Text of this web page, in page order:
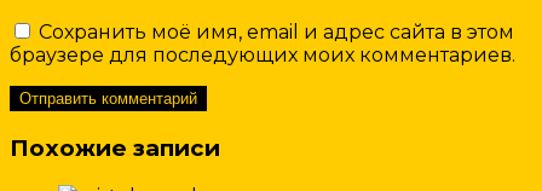
Сохранить моё имя, email и адрес сайта в этом
браузере для последующих моих комментариев.
Похожие записи